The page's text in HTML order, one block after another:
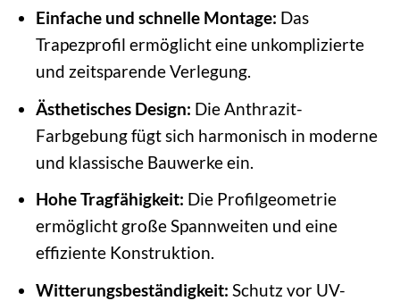
Einfache und schnelle Montage: Das
Trapezprofil ermöglicht eine unkomplizierte
und zeitsparende Verlegung.
Ästhetisches Design: Die Anthrazit-
Farbgebung fügt sich harmonisch in moderne
und klassische Bauwerke ein.
Hohe Tragfähigkeit: Die Profilgeometrie
ermöglicht große Spannweiten und eine
effiziente Konstruktion.
Witterungsbeständigkeit: Schutz vor UV-